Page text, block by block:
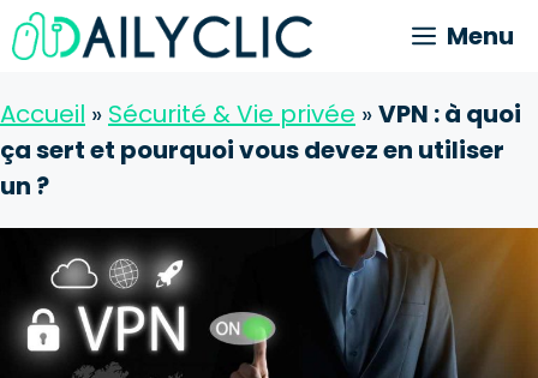
Aller
au
Menu
Accueil » Sécurité & Vie privée »VPN : à quoi
ça sert et pourquoi vous devez en utiliser
un ?